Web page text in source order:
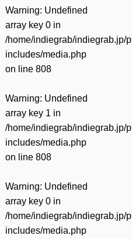
Warning: Undefined
array key 0 in
/home/indiegrab/indiegrab.jp/
includes/media.php
on line 808
Warning: Undefined
array key 1 in
/home/indiegrab/indiegrab.jp/
includes/media.php
on line 808
Warning: Undefined
array key 0 in
/home/indiegrab/indiegrab.jp/
includes/media.php